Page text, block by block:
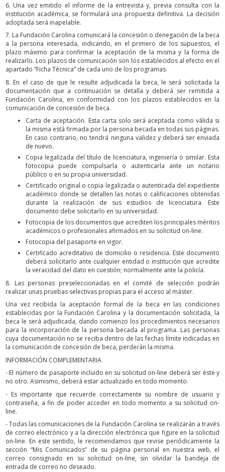
6. Una vez emitido el informe de la entrevista y, previa consulta con la
institución académica, se formulará una propuesta definitiva. La decisión
adoptada será inapelable.
7. La Fundación Carolina comunicará la concesión o denegación de la beca
a la persona interesada, indicando, en el primero de los supuestos, el
plazo máximo para confirmar la aceptación de la misma y la forma de
realizarlo. Los plazos de comunicación son los establecidos al efecto en el
apartado “Ficha Técnica” de cada uno de los programas.
8. En el caso de que le resulte adjudicada la beca, le será solicitada la
documentación que a continuación se detalla y deberá ser remitida a
Fundación Carolina, en conformidad con los plazos establecidos en la
comunicación de concesión de beca.
Carta de aceptación. Esta carta solo será aceptada como válida si
la misma está firmada por la persona becada en todas sus páginas.
En caso contrario, no tendrá ninguna validez y deberá ser enviada
de nuevo.
Copia legalizada del título de licenciatura, ingeniería o similar. Esta
fotocopia puede compulsarla o autenticarla ante un notario
público o en su propia universidad.
Certificado original o copia legalizada o autenticada del expediente
académico donde se detallen las notas o calificaciones obtenidas
durante la realización de sus estudios de licenciatura. Este
documento debe solicitarlo en su universidad.
Fotocopia de los documentos que acrediten los principales méritos
académicos o profesionales afirmados en su solicitud on-line.
Fotocopia del pasaporte en vigor.
Certificado acreditativo de domicilio o residencia. Este documento
deberá solicitarlo ante cualquier entidad o institución que acredite
la veracidad del dato en cuestión; normalmente ante la policía.
8. Las personas preseleccionadas en el comité de selección podrán
realizar unas pruebas selectivas propias para el acceso al máster.
Una vez recibida la aceptación formal de la beca en las condiciones
establecidas por la Fundación Carolina y la documentación solicitada, la
beca le será adjudicada, dando comienzo los procedimientos necesarios
para la incorporación de la persona becada al programa. Las personas
cuya documentación no se reciba dentro de las fechas límite indicadas en
la comunicación de concesión de beca, perderán la misma.
INFORMACIÓN COMPLEMENTARIA
- El número de pasaporte incluido en su solicitud on-line deberá ser éste y
no otro. Asimismo, deberá estar actualizado en todo momento.
- Es importante que recuerde correctamente su nombre de usuario y
contraseña, a fin de poder acceder en todo momento a su solicitud on-
line.
- Todas las comunicaciones de la Fundación Carolina se realizarán a través
de correo electrónico y a la dirección electrónica que figure en la solicitud
on-line. En este sentido, le recomendamos que revise periódicamente la
sección “Mis Comunicados” de su página personal en nuestra web, el
correo consignado en su solicitud on-line, sin olvidar la bandeja de
entrada de correo no deseado.